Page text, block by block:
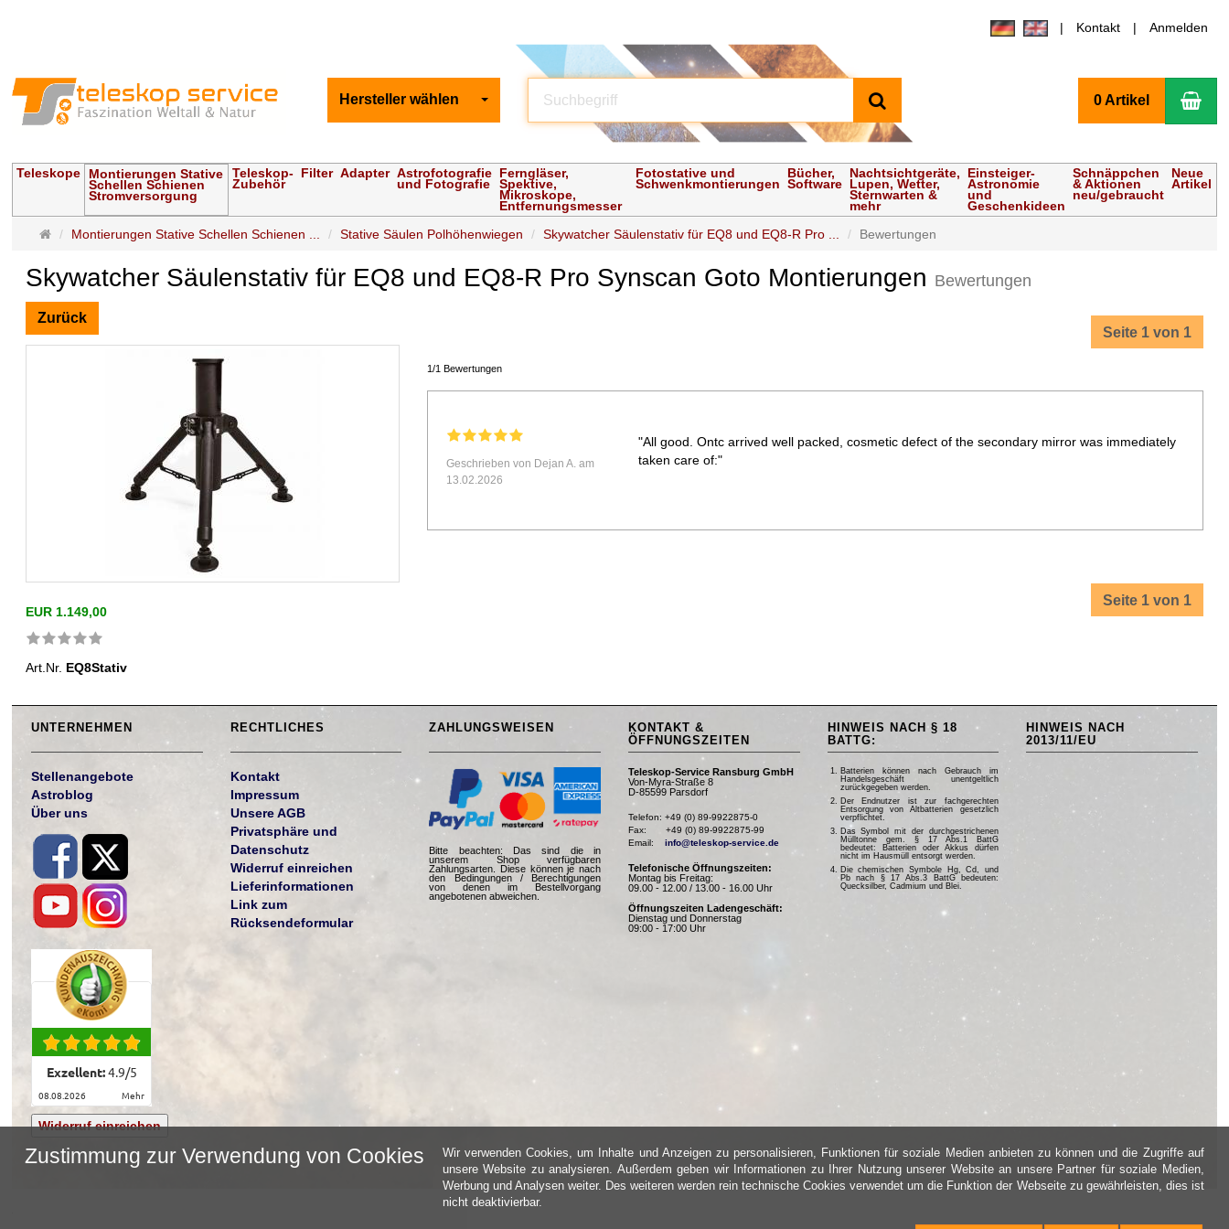
Kontakt Anmelden
Hersteller wählen 0 Artikel
Teleskope Montierungen Stative
Schellen Schienen
Stromversorgung
Teleskop-
Zubehör
Filter Adapter Astrofotografie
und Fotografie
Ferngläser,
Spektive,
Mikroskope,
Entfernungsmesser
Fotostative und
Schwenkmontierungen
Bücher,
Software
Nachtsichtgeräte,
Lupen, Wetter,
Sternwarten &
mehr
Einsteiger-
Astronomie
und
Geschenkideen
Schnäppchen
& Aktionen
neu/gebraucht
Neue
Artikel
Startseite
Montierungen Stative Schellen Schienen ... Stative Säulen Polhöhenwiegen Skywatcher Säulenstativ für EQ8 und EQ8-R Pro ... Bewertungen
Skywatcher Säulenstativ für EQ8 und EQ8-R Pro Synscan Goto Montierungen Bewertungen
Zurück
EUR 1.149,00
Art.Nr. EQ8Stativ
Seite 1 von 1
1/1 Bewertungen
Geschrieben von Dejan A. am
13.02.2026
"All good. Ontc arrived well packed, cosmetic defect of the secondary mirror was immediately
taken care of:"
Seite 1 von 1
UNTERNEHMEN
Stellenangebote
Astroblog
Über uns
Exzellent:4.9/5
08.08.2026 mehr
Widerruf einreichen
RECHTLICHES
Kontakt
Impressum
Unsere AGB
Privatsphäre und
Datenschutz
Widerruf einreichen
Lieferinformationen
Link zum
Rücksendeformular
ZAHLUNGSWEISEN
Bitte beachten: Das sind die in
unserem Shop verfügbaren
Zahlungsarten. Diese können je nach
den Bedingungen / Berechtigungen
von denen im Bestellvorgang
angebotenen abweichen.
KONTAKT &
ÖFFNUNGSZEITEN
Teleskop-Service Ransburg GmbH
Von-Myra-Straße 8
D-85599 Parsdorf
Telefon: +49 (0) 89-9922875-0
Fax:       +49 (0) 89-9922875-99
Email: info@teleskop-service.de
Telefonische Öffnungszeiten:
Montag bis Freitag:
09.00 - 12.00 / 13.00 - 16.00 Uhr
Öffnungszeiten Ladengeschäft:
Dienstag und Donnerstag
09:00 - 17:00 Uhr
HINWEIS NACH § 18
BATTG:
Batterien können nach Gebrauch im
Handelsgeschäft unentgeltlich
zurückgegeben werden.
Der Endnutzer ist zur fachgerechten
Entsorgung von Altbatterien gesetzlich
verpflichtet.
Das Symbol mit der durchgestrichenen
Mülltonne gem. § 17 Abs.1 BattG
bedeutet: Batterien oder Akkus dürfen
nicht im Hausmüll entsorgt werden.
Die chemischen Symbole Hg, Cd, und
Pb nach § 17 Abs.3 BattG bedeuten:
Quecksilber, Cadmium und Blei.
HINWEIS NACH
2013/11/EU
Zustimmung zur Verwendung von Cookies
Wir verwenden Cookies, um Inhalte und Anzeigen zu personalisieren, Funktionen für soziale Medien anbieten zu können und die Zugriffe auf
unsere Website zu analysieren. Außerdem geben wir Informationen zu Ihrer Nutzung unserer Website an unsere Partner für soziale Medien,
Werbung und Analysen weiter. Des weiteren werden rein technische Cookies verwendet um die Funktion der Webseite zu gewährleisten, dies ist
nicht deaktivierbar.